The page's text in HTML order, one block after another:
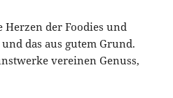
Herzen der Foodies und
das aus gutem Grund.
vereinen Genuss,